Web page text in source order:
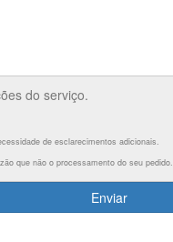
do serviço.
de esclarecimentos adicionais.
que não o processamento do seu pedido.
Enviar